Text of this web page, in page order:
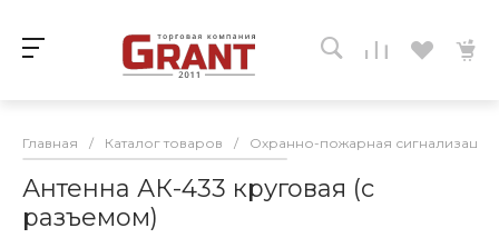
Главная / Каталог товаров / Охранно-пожарная сигнализация
Антенна АК-433 круговая (с
разъемом)